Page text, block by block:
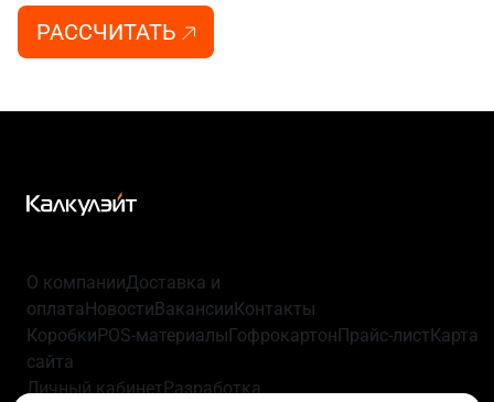
РАССЧИТАТЬ
О компанииДоставка и
оплатаНовостиВакансииКонтакты
КоробкиPOS-материалыГофрокартонПрайс-листКарта
сайта
Личный кабинетРазработка